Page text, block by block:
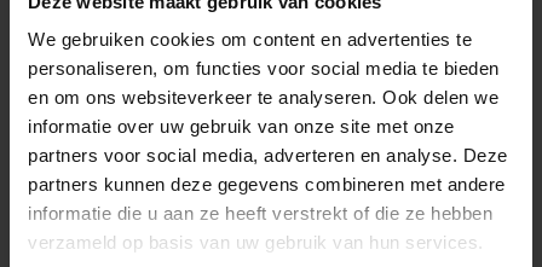
We gebruiken cookies om content en advertenties te
personaliseren, om functies voor social media te bieden
en om ons websiteverkeer te analyseren. Ook delen we
informatie over uw gebruik van onze site met onze
partners voor social media, adverteren en analyse. Deze
partners kunnen deze gegevens combineren met andere
informatie die u aan ze heeft verstrekt of die ze hebben
verzameld op basis van uw gebruik van hun services.
OVERMATIGE TALGAFSCHEIDING
Instagram Korting